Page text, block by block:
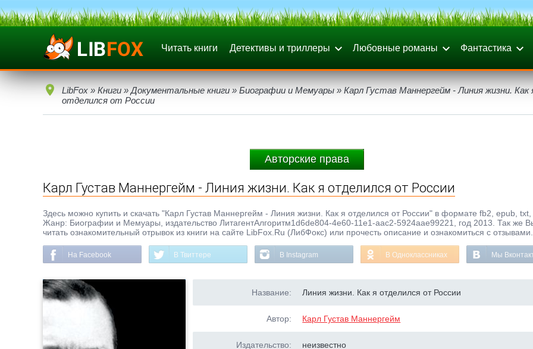
Читать книги Детективы и триллеры Любовные романы Фантастика
LibFox » Книги » Документальные книги » Биографии и Мемуары » Карл Густав Маннергейм - Линия жизни. Как
отделился от России
Авторские права
Карл Густав Маннергейм - Линия жизни. Как я отделился от России
Здесь можно купить и скачать "Карл Густав Маннергейм - Линия жизни. Как я отделился от России" в формате fb2, epub,
Жанр: Биографии и Мемуары, издательство ЛитагентАлгоритм1d6de804-4e60-11e1-aac2-5924aae99221, год 2013. Так же
читать ознакомительный отрывок из книги на сайте LibFox.Ru (ЛибФокс) или прочесть описание и ознакомиться с отзывами.
На Facebook В Твиттере В Instagram В Одноклассниках Мы
Название: Линия жизни. Как я отделился от России
Автор: Карл Густав Маннергейм
Издательство: неизвестно